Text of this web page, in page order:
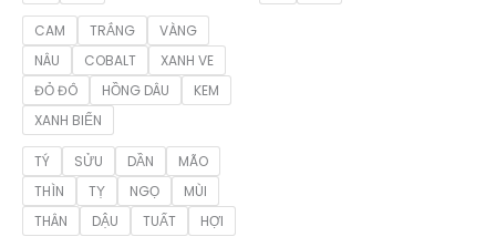
CAM TRẮNG
VÀNG
NÂU
COBALT
XANH VE
ĐỎ ĐÔ
HỒNG DÂU
KEM
XANH BIỂN
TÝ SỬU DẦN
MÃO
THÌN
TỴ NGỌ
MÙI
THÂN
DẬU TUẤT HỢI